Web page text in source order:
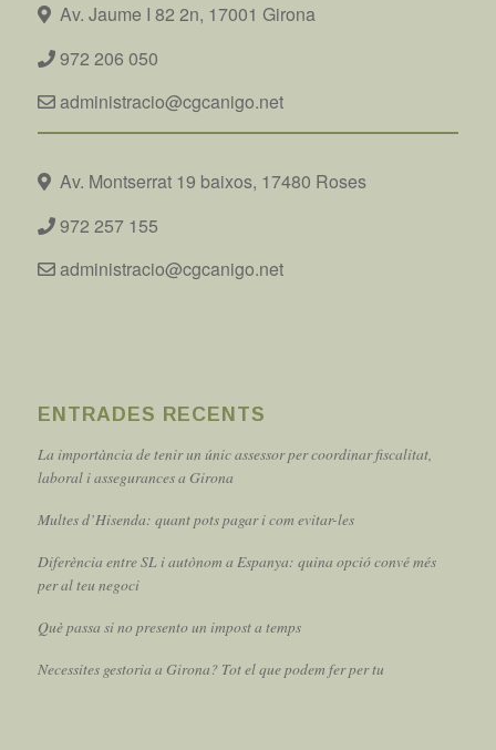
Av. Jaume I 82 2n, 17001 Girona
972 206 050
administracio@cgcanigo.net
Av. Montserrat 19 baixos, 17480 Roses
972 257 155
administracio@cgcanigo.net
ENTRADES RECENTS
La importància de tenir un únic assessor per coordinar fiscalitat,
laboral i assegurances a Girona
Multes d’Hisenda: quant pots pagar i com evitar-les
Diferència entre SL i autònom a Espanya: quina opció convé més
per al teu negoci
Què passa si no presento un impost a temps
Necessites gestoria a Girona? Tot el que podem fer per tu